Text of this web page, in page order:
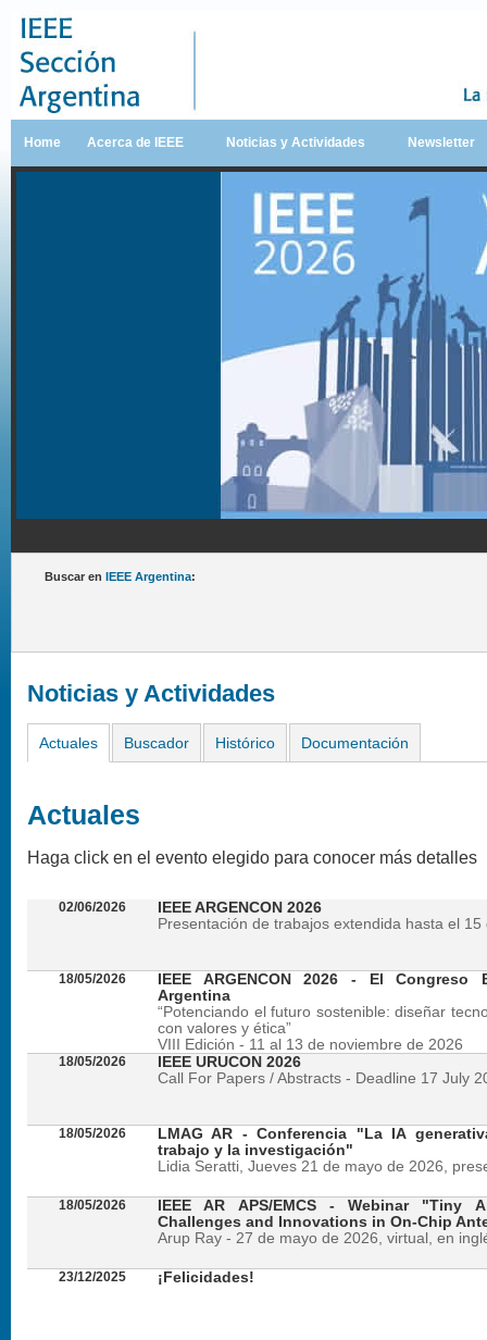
Home Acerca de IEEE Noticias y Actividades Newsletter
Buscar en IEEE Argentina:
Noticias y Actividades
Actuales Buscador Histórico Documentación
Actuales
Haga click en el evento elegido para conocer más detalles
02/06/2026
IEEE ARGENCON 2026
Presentación de trabajos extendida hasta el 15
18/05/2026
IEEE ARGENCON 2026 - El
Argentina
“Potenciando el futuro sostenible: diseñar
con valores y ética”
VIII Edición - 11 al 13 de noviembre de 2026
18/05/2026
IEEE URUCON 2026
Call For Papers / Abstracts - Deadline 17 July
18/05/2026
LMAG AR - Conferencia "La IA
trabajo y la investigación"
Lidia Seratti, Jueves 21 de mayo de 2026,
18/05/2026
IEEE AR APS/EMCS - Webinar "Tiny
Challenges and Innovations in On-Chip
Arup Ray - 27 de mayo de 2026, virtual, en
23/12/2025 ¡Felicidades!